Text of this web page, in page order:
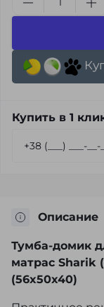
Купить в 1
Описание
Тумба-домик
матрас Sharik
(56x50x40)